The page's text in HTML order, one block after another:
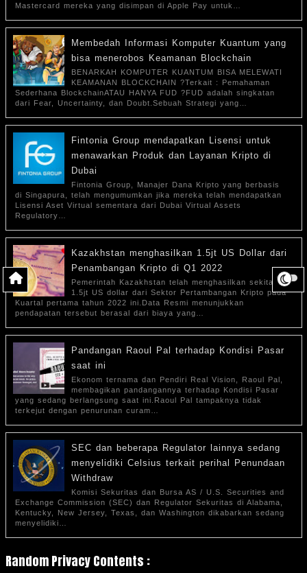
Mastercard mereka yang disimpan di Apple Pay untuk…
Membedah Informasi Komputer Kuantum yang
bisa menerobos Keamanan Blockchain
BENARKAH KOMPUTER KUANTUM BISA MELEWATI
KEAMANAN BLOCKCHAIN ?Terkait : Pemahaman
Sederhana BlockchainATAU HANYA FUD ?FUD adalah singkatan
dari Fear, Uncertainty, dan Doubt.Sebuah Strategi yang…
Fintonia Group mendapatkan Lisensi untuk
menawarkan Produk dan Layanan Kripto di
Dubai
Fintonia Group, Manajer Dana Kripto yang berbasis
di Singapura, telah mengumumkan jika mereka telah mendapatkan
Lisensi Aset Virtual sementara dari Dubai Virtual Assets
Regulatory…
Kazakhstan menghasilkan 1.5jt US Dollar dari
Penambangan Kripto di Q1 2022
Pemerintah Kazakhstan telah menghasilkan sekitar
1.5jt US dollar dari Sektor Pertambangan Kripto pada
Kuartal pertama tahun 2022 ini.Data Resmi menunjukkan
pendapatan tersebut berasal dari biaya yang…
Pandangan Raoul Pal terhadap Kondisi Pasar
saat ini
Ekonom ternama dan Pendiri Real Vision, Raoul Pal,
membagikan pandangannya terhadap Kondisi Pasar
yang sedang berlangsung saat ini.Raoul Pal tampaknya tidak
terkejut dengan penurunan curam…
SEC dan beberapa Regulator lainnya sedang
menyelidiki Celsius terkait perihal Penundaan
Withdraw
Komisi Sekuritas dan Bursa AS / U.S. Securities and
Exchange Commission (SEC) dan Regulator Sekuritas di Alabama,
Kentucky, New Jersey, Texas, dan Washington dikabarkan sedang
menyelidiki…
Random Privacy Contents :